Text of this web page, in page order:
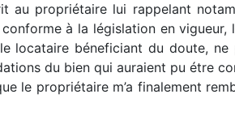
au propriétaire lui rappelant
à la législation en vigueur,
locataire béneficiant du doute,
du bien qui auraient pu étre
le propriétaire m’a finalement